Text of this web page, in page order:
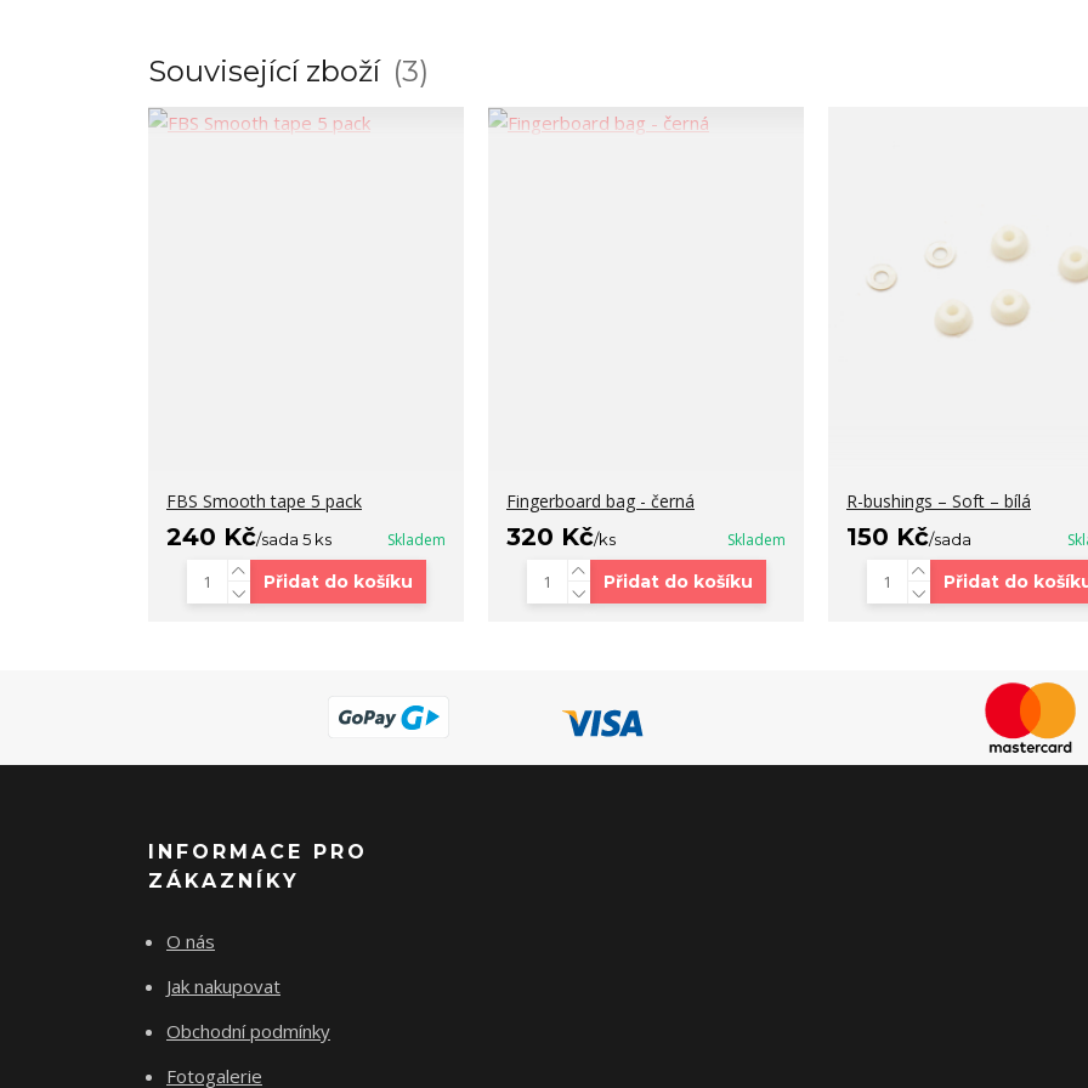
Související zboží 3
FBS Smooth tape 5 pack
240 Kč/sada 5 ks Skladem
Přidat do košíku
Fingerboard bag - černá
320 Kč/ks Skladem
Přidat do košíku
R-bushings – Soft – bílá
150 Kč/sada
Přidat do
INFORMACE PRO
ZÁKAZNÍKY
O nás
Jak nakupovat
Obchodní podmínky
Fotogalerie